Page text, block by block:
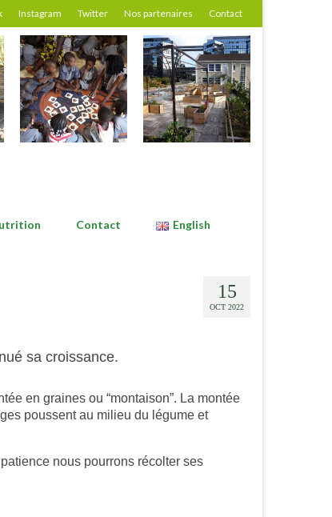
Instagram Twitter Nos partenaires Contact
Contact English
15
OCT 2022
sa croissance.
en graines ou “montaison”. La montée
poussent au milieu du légume et
nous pourrons récolter ses